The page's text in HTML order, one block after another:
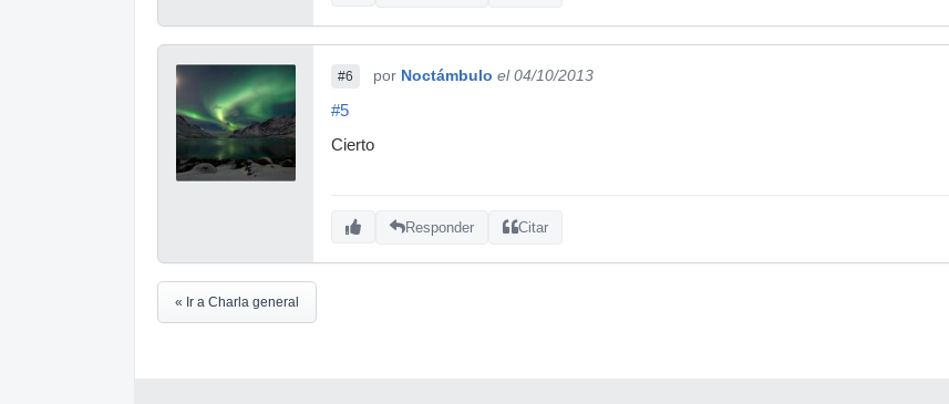
#6 por Noctámbulo el 04/10/2013
#5
Cierto
Responder Citar
« Ir a Charla general